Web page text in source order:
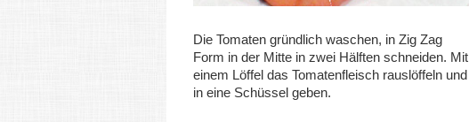
Die Tomaten gründlich waschen, in Zig Zag
Form in der Mitte in zwei Hälften schneiden. Mit
einem Löffel das Tomatenfleisch rauslöffeln und
in eine Schüssel geben.